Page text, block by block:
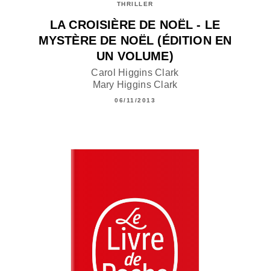
THRILLER
LA CROISIÈRE DE NOËL - LE
MYSTÈRE DE NOËL (ÉDITION EN
UN VOLUME)
Carol Higgins Clark
Mary Higgins Clark
06/11/2013